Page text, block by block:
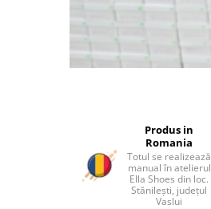
Produs in
Romania
Totul se realizează
manual în atelierul
Ella Shoes din loc.
Stănilești, județul
Vaslui